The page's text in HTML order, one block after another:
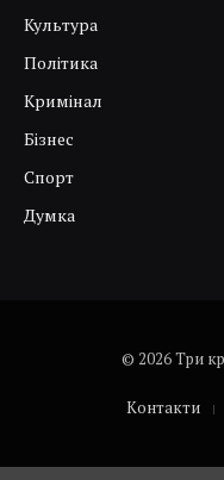
Культура
Політика
Кримінал
Бізнес
Спорт
Думка
© 2026 Три
Контакти